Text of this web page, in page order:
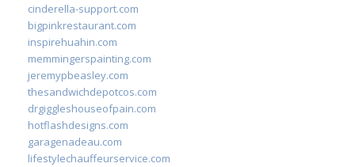
cinderella-support.com
bigpinkrestaurant.com
inspirehuahin.com
memmingerspainting.com
jeremypbeasley.com
thesandwichdepotcos.com
drgiggleshouseofpain.com
hotflashdesigns.com
garagenadeau.com
lifestylechauffeurservice.com